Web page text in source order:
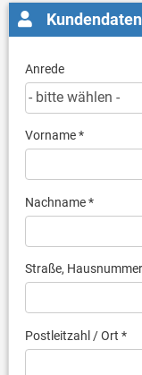
Kundendaten
Anrede
Vorname *
Nachname *
Straße,
Postleitzahl / Ort *